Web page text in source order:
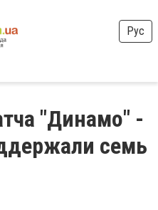
Рус
"Динамо" -
семь